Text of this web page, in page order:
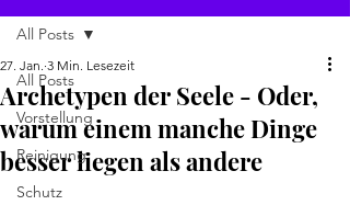
All Posts
Vorstellung
Reinigung
Schutz
All Posts
Archetypen der Seele - Oder,
warum einem manche Dinge
besser liegen als andere
27. Jan. 3 Min. Lesezeit